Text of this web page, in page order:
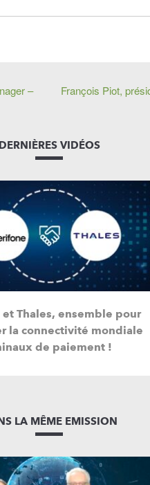
–
François Piot,
DERNIÈRES VIDÉOS
Thales, ensemble pour
la connectivité mondiale
de paiement !
LA MÊME EMISSION